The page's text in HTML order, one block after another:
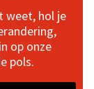
weet, hol je
op onze
pols.